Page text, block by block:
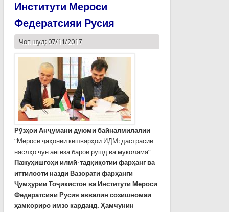
Институти Мероси
Федератсияи Русия
Чоп шуд: 07/11/2017
Рӯзҳои Анҷумани дуюми байналмилалии
“Мероси ҷаҳонии кишварҳои ИДМ: дастрасии
наслҳо чун ангеза барои рушд ва муколама”
Пажуҳишгоҳи илмӣ-тадқиқотии фарҳанг ва
иттилооти назди Вазорати фарҳанги
Ҷумҳурии Тоҷикистон ва Институти Мероси
Федератсияи Русия аввалин созишномаи
ҳамкориро имзо карданд. Ҳамчунин